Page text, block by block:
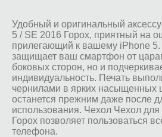
Удобный и оригинальный
5 / SE 2016 Горох, приятный на
прилегающий к вашему iPhone 5.
защищает ваш смартфон от
боковых сторон, но и
индивидуальность. Печать
чернилами в ярких насыщенных
останется прежним даже после
использования. Чехол Чехол
Горох позволяет пользоваться
телефона.